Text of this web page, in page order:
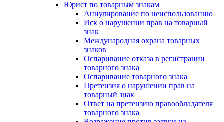
Юрист по товарным знакам
Аннулирование по неиспользованию
Иск о нарушении прав на товарный
знак
Международная охрана товарных
знаков
Оспаривание отказа в регистрации
товарного знака
Оспаривание товарного знака
Претензия о нарушении прав на
товарный знак
Ответ на претензию правообладателя
товарного знака